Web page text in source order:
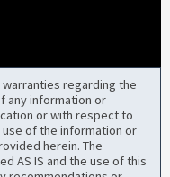
regarding the
any information or
or with respect to
of the information or
herein. The
AS IS and the use of this